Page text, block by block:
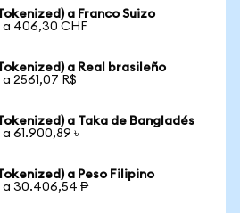
a Franco Suizo
a 406,30 CHF
a Real brasileño
2561,07 R$
a Taka de Bangladés
61.900,89 ৳
a Peso Filipino
a 30.406,54 ₱